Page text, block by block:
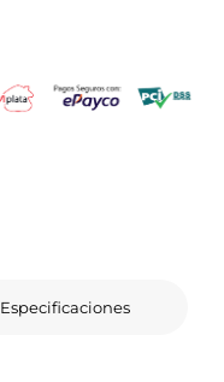
Especificaciones